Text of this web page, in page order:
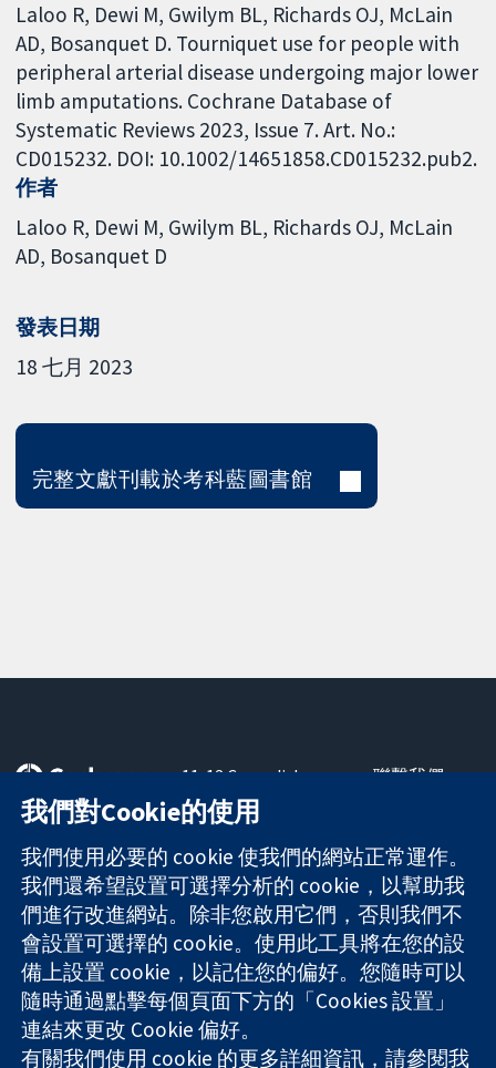
Laloo R, Dewi M, Gwilym BL, Richards OJ, McLain
AD, Bosanquet D. Tourniquet use for people with
peripheral arterial disease undergoing major lower
limb amputations. Cochrane Database of
Systematic Reviews 2023, Issue 7. Art. No.:
CD015232. DOI: 10.1002/14651858.CD015232.pub2.
作者
Laloo R Dewi M Gwilym BL Richards OJ McLain
AD Bosanquet D
發表日期
18 七月 2023
完整文獻刊載於考科藍圖書館
可信任實證
知情決定
更完善的健康照
護
11-13 Cavendish
Square
London
W1G 0AN
United Kingdom
聯繫我們
關於我們
工作機會
Cochrane
Library
The Cochrane Collaboration is a charity (no. 1045921) and a
company limited by guarantee (no. 03044323) registered in
England & Wales. VAT registration number GB 718 2127 49.
我們對Cookie的使用
我們使用必要的 cookie 使我們的網站正常運作。
我們還希望設置可選擇分析的 cookie，以幫助我
們進行改進網站。除非您啟用它們，否則我們不
會設置可選擇的 cookie。使用此工具將在您的設
備上設置 cookie，以記住您的偏好。您隨時可以
隨時通過點擊每個頁面下方的「Cookies 設置」
連結來更改 Cookie 偏好。
有關我們使用 cookie 的更多詳細資訊，請參閱我